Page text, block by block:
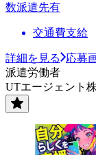
数派遣先有
交通費支給
詳細を見る
応募
派遣労働者
UTエージェント